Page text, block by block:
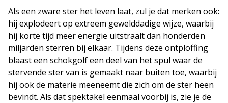
Als een zware ster het leven laat, zul je dat merken ook:
hij explodeert op extreem gewelddadige wijze, waarbij
hij korte tijd meer energie uitstraalt dan honderden
miljarden sterren bij elkaar. Tijdens deze ontploffing
blaast een schokgolf een deel van het spul waar de
stervende ster van is gemaakt naar buiten toe, waarbij
hij ook de materie meeneemt die zich om de ster heen
bevindt. Als dat spektakel eenmaal voorbij is, zie je de